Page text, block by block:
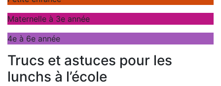
Maternelle à 3e année
4e à 6e année
Trucs et astuces pour les
lunchs à l’école